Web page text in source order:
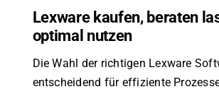
Lexware kaufen, beraten
optimal nutzen
Die Wahl der richtigen Lexware
entscheidend für effiziente